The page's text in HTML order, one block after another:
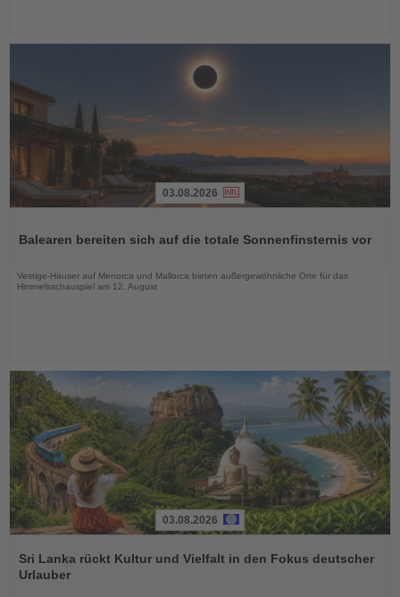
die
03.08.2026
Balearen bereiten sich auf die totale Sonnenfinsternis vor
Vestige-Häuser auf Menorca und Mallorca bieten außergewöhnliche Orte für das
Himmelsschauspiel am 12. August
Sie
die
03.08.2026
Sri Lanka rückt Kultur und Vielfalt in den Fokus deutscher
Urlauber